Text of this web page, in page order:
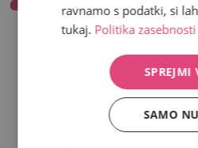
Nazaj
ravnamo s podatki, si
tukaj. Politika zasebnosti
SPREJMI
SAMO